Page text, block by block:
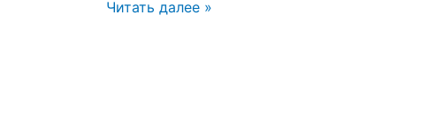
Читать далее »